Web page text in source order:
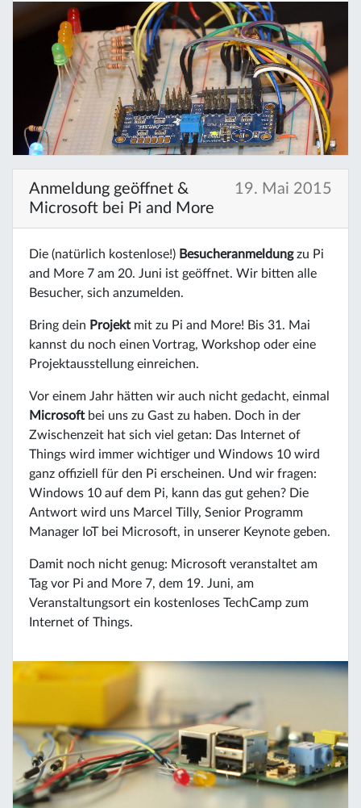
Anmeldung geöffnet &
Microsoft bei Pi and More
19. Mai 2015
Die (natürlich kostenlose!) Besucheranmeldungzu Pi
and More 7 am 20. Juni ist geöffnet. Wir bitten alle
Besucher, sich anzumelden.
Bring dein Projekt mit zu Pi and More! Bis 31. Mai
kannst du noch einen Vortrag, Workshop oder eine
Projektausstellung einreichen.
Vor einem Jahr hätten wir auch nicht gedacht, einmal
Microsoftbei uns zu Gast zu haben. Doch in der
Zwischenzeit hat sich viel getan: Das Internet of
Things wird immer wichtiger und Windows 10 wird
ganz offiziell für den Pi erscheinen. Und wir fragen:
Windows 10 auf dem Pi, kann das gut gehen? Die
Antwort wird uns Marcel Tilly, Senior Programm
Manager IoT bei Microsoft, in unserer Keynote geben.
Damit noch nicht genug: Microsoft veranstaltet am
Tag vor Pi and More 7, dem 19. Juni, am
Veranstaltungsort ein kostenloses TechCamp zum
Internet of Things.